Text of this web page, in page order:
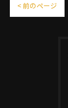
< 前のページ